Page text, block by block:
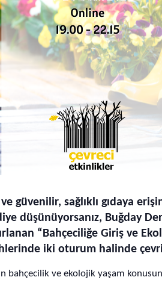
güvenilir, sağlıklı gıdaya
düşünüyorsanız, Buğday
“Bahçeciliğe Giriş ve
iki oturum halinde
bahçecilik ve ekolojik yaşam